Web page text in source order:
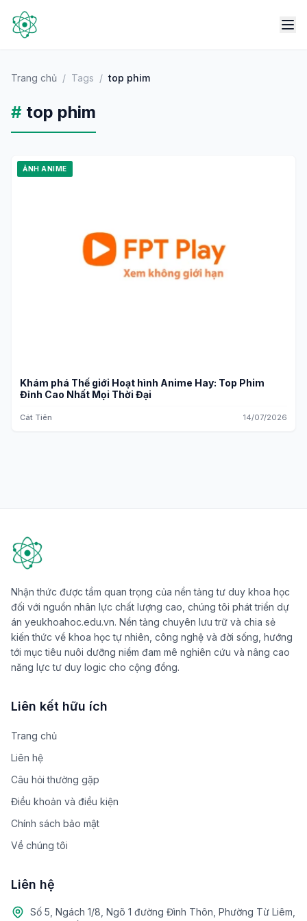
Trang chủ / Tags / top phim
# top phim
ẢNH ANIME
Khám phá Thế giới Hoạt hình Anime Hay: Top Phim
Đỉnh Cao Nhất Mọi Thời Đại
Cát Tiên 14/07/2026
Nhận thức được tầm quan trọng của nền tảng tư duy khoa học
đối với nguồn nhân lực chất lượng cao, chúng tôi phát triển dự
án yeukhoahoc.edu.vn. Nền tảng chuyên lưu trữ và chia sẻ
kiến thức về khoa học tự nhiên, công nghệ và đời sống, hướng
tới mục tiêu nuôi dưỡng niềm đam mê nghiên cứu và nâng cao
năng lực tư duy logic cho cộng đồng.
Liên kết hữu ích
Trang chủ
Liên hệ
Câu hỏi thường gặp
Điều khoản và điều kiện
Chính sách bảo mật
Về chúng tôi
Liên hệ
Số 5, Ngách 1/8, Ngõ 1 đường Đình Thôn, Phường Từ Liêm,